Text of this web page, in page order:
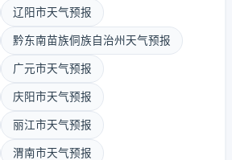
辽阳市天气预报
黔东南苗族侗族自治州天气预报
广元市天气预报
庆阳市天气预报
丽江市天气预报
渭南市天气预报